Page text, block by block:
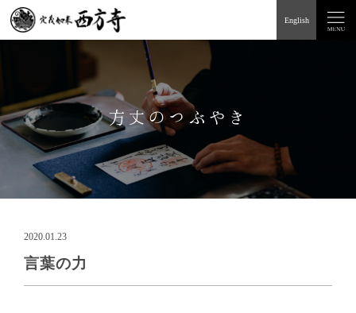
English
方丈のつぶやき
2020.01.23
言葉の力